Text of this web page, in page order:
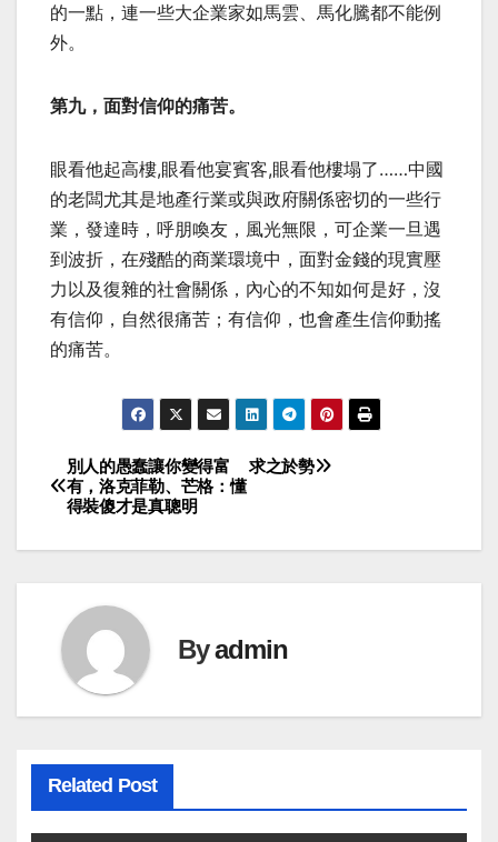
的一點，連一些大企業家如馬雲、馬化騰都不能例
外。
第九，面對信仰的痛苦。
眼看他起高樓,眼看他宴賓客,眼看他樓塌了……中國
的老闆尤其是地產行業或與政府關係密切的一些行
業，發達時，呼朋喚友，風光無限，可企業一旦遇
到波折，在殘酷的商業環境中，面對金錢的現實壓
力以及復雜的社會關係，內心的不知如何是好，沒
有信仰，自然很痛苦；有信仰，也會產生信仰動搖
的痛苦。
Post
navigation
求之於勢
別人的愚蠢讓你變得富
有，洛克菲勒、芒格：懂
得裝傻才是真聰明
Byadmin
Related Post